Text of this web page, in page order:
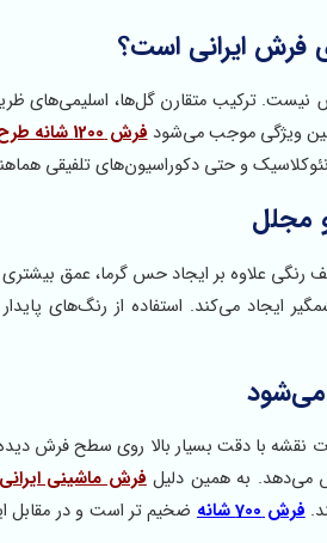
فرش ایرانی است؟
نیست. ترکیب متقارن گل‌ها، اسلیمی‌های
ویژگی موجب می‌شودفرش 1200 شانه طرح ترمه
و حتی دکوراسیون‌های تلفیقی
مجلل
علاوه بر ایجاد حس گرما، عمق
ایجاد می‌کند. استفاده از رنگ‌های پایدار
می‌دهد. به همین دلیلفرش ماشینی
فرش 700 شانه
ضخیم تر است و در